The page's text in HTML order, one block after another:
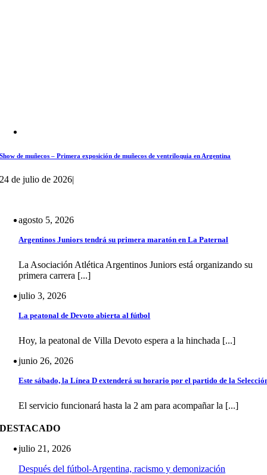
Show de muñecos – Primera exposición de muñecos de ventriloquia en Argentina
24 de julio de 2026|
agosto 5, 2026
Argentinos Juniors tendrá su primera maratón en La Paternal
La Asociación Atlética Argentinos Juniors está organizando su
primera carrera [...]
julio 3, 2026
La peatonal de Devoto abierta al fútbol
Hoy, la peatonal de Villa Devoto espera a la hinchada [...]
junio 26, 2026
Este sábado, la Línea D extenderá su horario por el partido de la
El servicio funcionará hasta la 2 am para acompañar la [...]
DESTACADO
julio 21, 2026
Después del fútbol-Argentina, racismo y demonización